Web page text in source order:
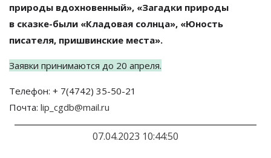
природы вдохновенный», «Загадки природы
в сказке-были «Кладовая солнца», «Юность
писателя, пришвинские места».
Заявки принимаются до 20 апреля.
Телефон: + 7(4742) 35-50-21
Почта: lip_cgdb@mail.ru
07.04.2023 10:44:50